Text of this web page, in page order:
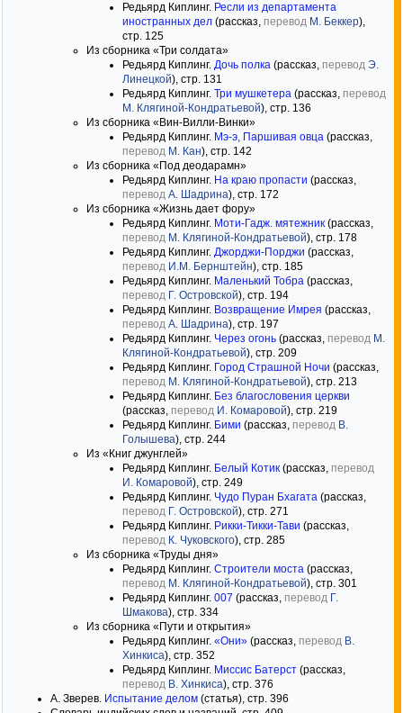
Редьярд Киплинг. Ресли из департамента
иностранных дел (рассказ, перевод М. Беккер),
стр. 125
Из сборника «Три солдата»
Редьярд Киплинг. Дочь полка (рассказ, перевод Э.
Линецкой), стр. 131
Редьярд Киплинг. Три мушкетера (рассказ, перевод
М. Клягиной-Кондратьевой), стр. 136
Из сборника «Вин-Вилли-Винки»
Редьярд Киплинг. Мэ-э, Паршивая овца (рассказ,
перевод М. Кан), стр. 142
Из сборника «Под деодарамн»
Редьярд Киплинг. На краю пропасти (рассказ,
перевод А. Шадрина), стр. 172
Из сборника «Жизнь дает фору»
Редьярд Киплинг. Моти-Гадж. мятежник (рассказ,
перевод М. Клягиной-Кондратьевой), стр. 178
Редьярд Киплинг. Джорджи-Порджи (рассказ,
перевод И.М. Бернштейн), стр. 185
Редьярд Киплинг. Маленький Тобра (рассказ,
перевод Г. Островской), стр. 194
Редьярд Киплинг. Возвращение Имрея (рассказ,
перевод А. Шадрина), стр. 197
Редьярд Киплинг. Через огонь (рассказ, перевод М.
Клягиной-Кондратьевой), стр. 209
Редьярд Киплинг. Город Страшной Ночи (рассказ,
перевод М. Клягиной-Кондратьевой), стр. 213
Редьярд Киплинг. Без благословения церкви
(рассказ, перевод И. Комаровой), стр. 219
Редьярд Киплинг. Бими (рассказ, перевод В.
Голышева), стр. 244
Из «Книг джунглей»
Редьярд Киплинг. Белый Котик (рассказ, перевод
И. Комаровой), стр. 249
Редьярд Киплинг. Чудо Пуран Бхагата (рассказ,
перевод Г. Островской), стр. 271
Редьярд Киплинг. Рикки-Тикки-Тави (рассказ,
перевод К. Чуковского), стр. 285
Из сборника «Труды дня»
Редьярд Киплинг. Строители моста (рассказ,
перевод М. Клягиной-Кондратьевой), стр. 301
Редьярд Киплинг. 007 (рассказ, перевод Г.
Шмакова), стр. 334
Из сборника «Пути и открытия»
Редьярд Киплинг. «Они» (рассказ, перевод В.
Хинкиса), стр. 352
Редьярд Киплинг. Миссис Батерст (рассказ,
перевод В. Хинкиса), стр. 376
А. Зверев. Испытание делом (статья), стр. 396